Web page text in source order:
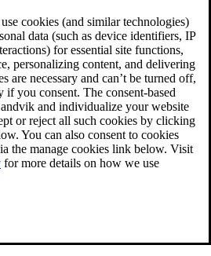
cookies (and similar technologies)
data (such as device identifiers, IP
for essential site functions,
personalizing content, and delivering
are necessary and can’t be turned off,
if you consent. The consent-based
and individualize your website
or reject all such cookies by clicking
You can also consent to cookies
the manage cookies link below. Visit
for more details on how we use